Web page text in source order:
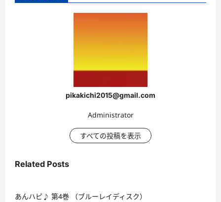
pikakichi2015@gmail.com
Administrator
すべての投稿を表示
Related Posts
あんハピ♪ 第4巻 （ブルーレイディスク）